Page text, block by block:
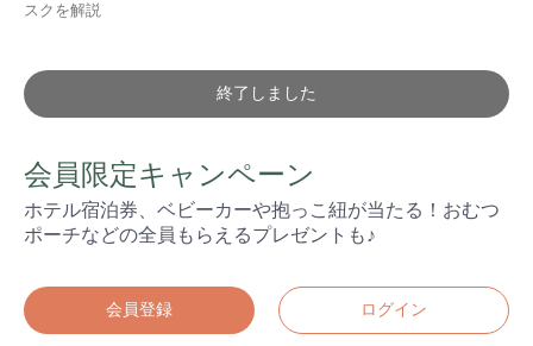
スクを解説
終了しました
会員限定キャンペーン
ホテル宿泊券、ベビーカーや抱っこ紐が当たる！おむつ
ポーチなどの全員もらえるプレゼントも♪
会員登録 ログイン